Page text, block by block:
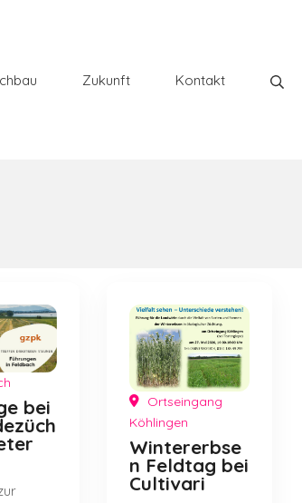
Zukunft Kontakt
bei
Ortseingang
Köhlingen
Wintererbse
n Feldtag bei
Cultivari